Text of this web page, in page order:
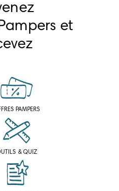
et
PAMPERS
& QUIZ